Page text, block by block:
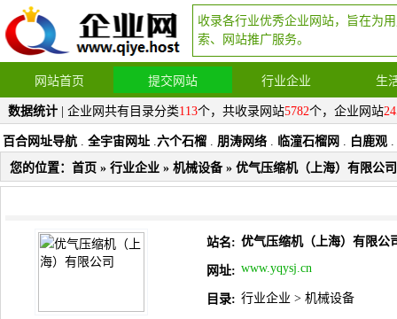
收录各行业优秀企业网站，旨在为
索、网站推广服务。
网站首页 提交网站 行业企业 生
数据统计 | 企业网共有目录分类113个，共收录网站5782个，企业网站
百合网址导航 . 全宇宙网址 .六个石榴 . 朋涛网络 . 临潼石榴网 . 白鹿观 .
您的位置： 首页 » 行业企业 » 机械设备» 优气压缩机（上海）有限公司
站名: 优气压缩机（上海）有限公
网址: www.yqysj.cn
目录: 行业企业 > 机械设备